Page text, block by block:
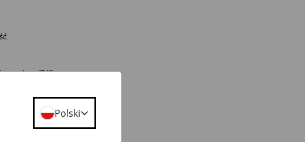
w ZUS,
odpowiedzi z ZUS,
Polski